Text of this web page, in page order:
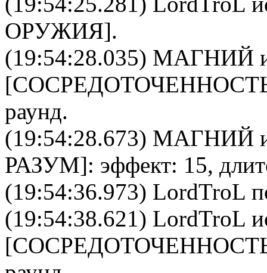
ОРУЖИЯ].
(19:54:28.035) МАГНИЙ
[
раунд.
(19:54:28.673) МАГНИЙ
РАЗУМ]: эффект: 15,
(19:54:36.973) LordTroL
(19:54:38.621) LordTroL
[